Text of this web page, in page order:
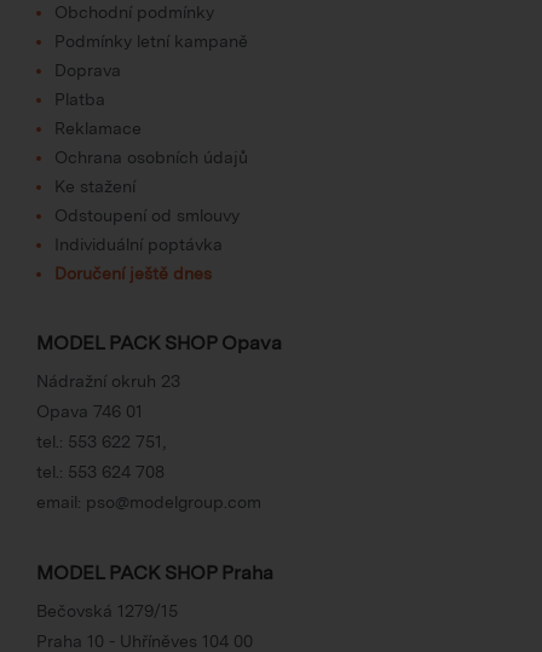
Obchodní podmínky
Podmínky letní kampaně
Doprava
Platba
Reklamace
Ochrana osobních údajů
Ke stažení
Odstoupení od smlouvy
Individuální poptávka
Doručení ještě dnes
MODEL PACK SHOP Opava
Nádražní okruh 23
Opava 746 01
tel.: 553 622 751
tel.: 553 624 708
email: pso@modelgroup.com
MODEL PACK SHOP Praha
Bečovská 1279/15
Praha 10 - Uhříněves 104 00